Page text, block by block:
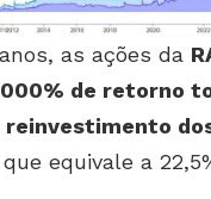
as ações da
de retorno
reinvestimento
equivale a